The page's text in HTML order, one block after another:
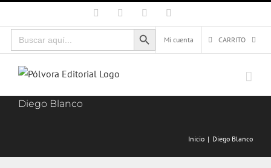
al
contenido
Facebook Instagram
Buscar:
Botón de búsqueda
Mi cuenta
CARRITO
Diego Blanco
Inicio Diego Blanco